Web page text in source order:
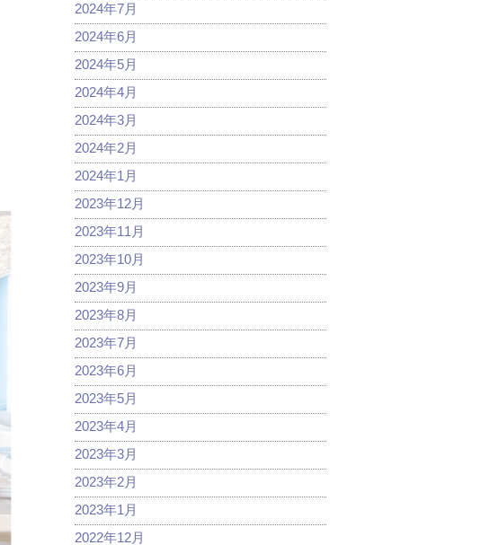
2024年7月
2024年6月
2024年5月
2024年4月
2024年3月
2024年2月
2024年1月
2023年12月
2023年11月
2023年10月
2023年9月
2023年8月
2023年7月
2023年6月
2023年5月
2023年4月
2023年3月
2023年2月
2023年1月
2022年12月